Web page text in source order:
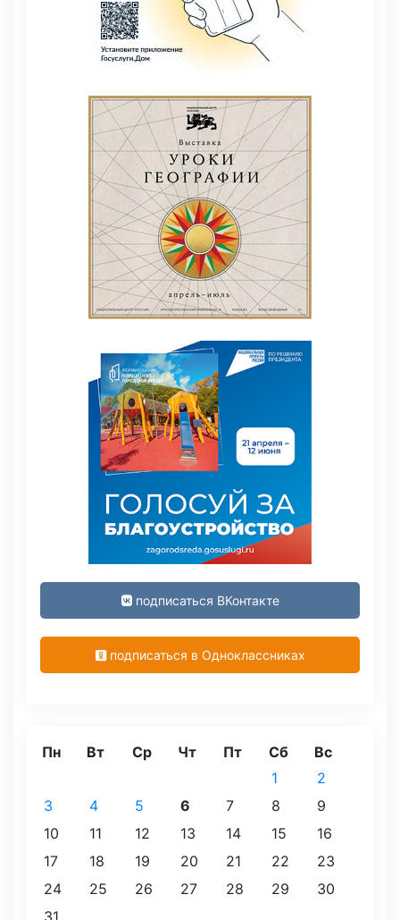
подписаться ВКонтакте
подписаться в Одноклассниках
Пн Вт Ср Чт Пт Сб
Вс
1
2
3
4 5 6 7 8
9
10
11 12 13 14 15
16
17
18 19 20 21 22
23
24
25 26 27 28 29
30
31